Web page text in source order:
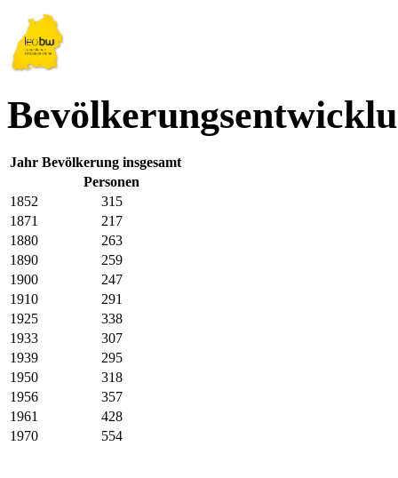
Jahr Bevölkerung insgesamt
Personen
1852
315
1871
217
1880
263
1890
259
1900
247
1910
291
1925
338
1933
307
1939
295
1950
318
1956
357
1961
428
1970
554